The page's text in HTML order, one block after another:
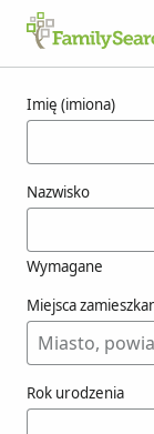
Imię (imiona)
Nazwisko
Wymagane
Miejsca
Rok urodzenia